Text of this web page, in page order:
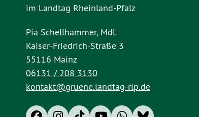
im Landtag Rheinland-Pfalz
Pia Schellhammer, MdL
Kaiser-Friedrich-Straße 3
55116 Mainz
06131 / 208 3130
kontakt@gruene.landtag-rlp.de